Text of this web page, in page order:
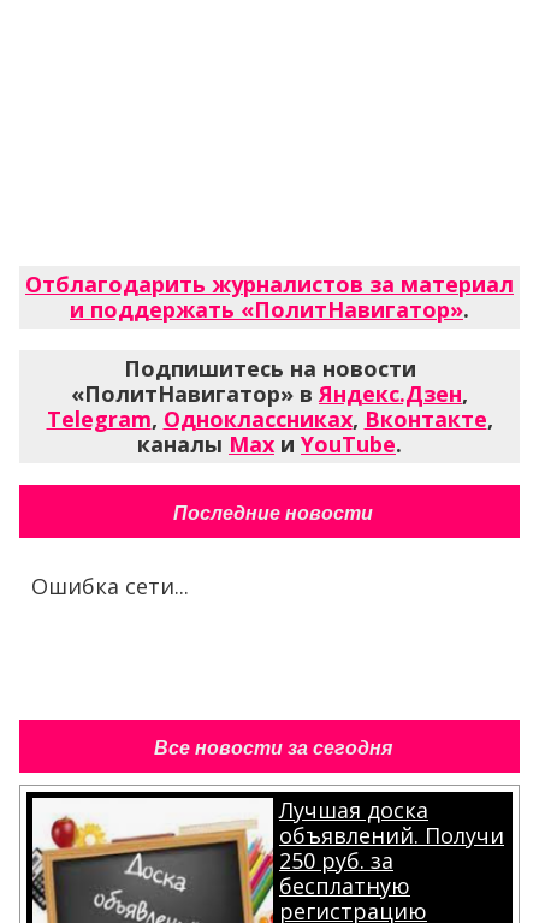
Отблагодарить журналистов за материал
и поддержать «ПолитНавигатор».
Подпишитесь на новости
«ПолитНавигатор» вЯндекс.Дзен,
Telegram, Одноклассниках, Вконтакте,
каналы Max и YouTube.
Последние новости
Ошибка сети...
Все новости за сегодня
Лучшая доска
объявлений. Получи
250 руб. за
бесплатную
регистрацию